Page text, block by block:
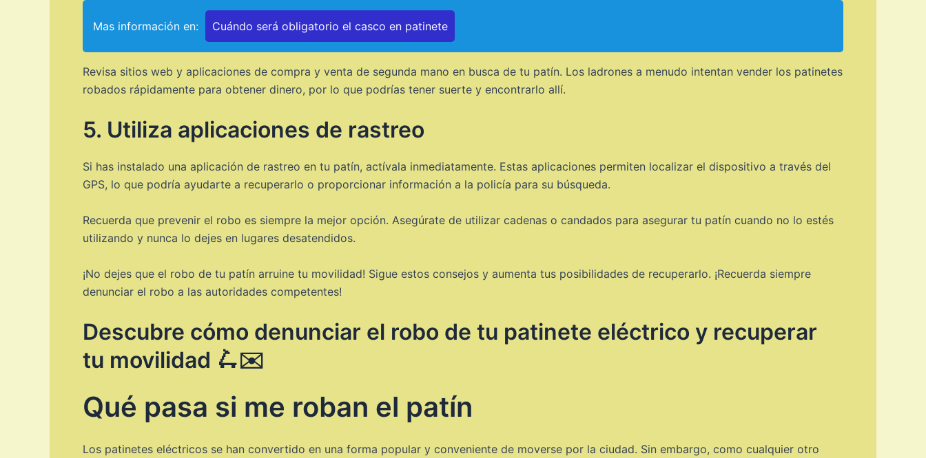
Mas información en: Cuándo será obligatorio el casco en patinete
Revisa sitios web y aplicaciones de compra y venta de segunda mano en busca de tu patín. Los ladrones a menudo intentan vender los patinetes
robados rápidamente para obtener dinero, por lo que podrías tener suerte y encontrarlo allí.
5. Utiliza aplicaciones de rastreo
Si has instalado una aplicación de rastreo en tu patín, actívala inmediatamente. Estas aplicaciones permiten localizar el dispositivo a través del
GPS, lo que podría ayudarte a recuperarlo o proporcionar información a la policía para su búsqueda.
Recuerda que prevenir el robo es siempre la mejor opción. Asegúrate de utilizar cadenas o candados para asegurar tu patín cuando no lo estés
utilizando y nunca lo dejes en lugares desatendidos.
¡No dejes que el robo de tu patín arruine tu movilidad! Sigue estos consejos y aumenta tus posibilidades de recuperarlo. ¡Recuerda siempre
denunciar el robo a las autoridades competentes!
Descubre cómo denunciar el robo de tu patinete eléctrico y recuperar
tu movilidad 🛴✉️
Qué pasa si me roban el patín
Los patinetes eléctricos se han convertido en una forma popular y conveniente de moverse por la ciudad. Sin embargo, como cualquier otro